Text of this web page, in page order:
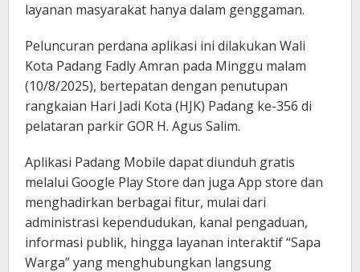
layanan masyarakat hanya dalam genggaman.
Peluncuran perdana aplikasi ini dilakukan Wali
Kota Padang Fadly Amran pada Minggu malam
(10/8/2025), bertepatan dengan penutupan
rangkaian Hari Jadi Kota (HJK) Padang ke-356 di
pelataran parkir GOR H. Agus Salim.
Aplikasi Padang Mobile dapat diunduh gratis
melalui Google Play Store dan juga App store dan
menghadirkan berbagai fitur, mulai dari
administrasi kependudukan, kanal pengaduan,
informasi publik, hingga layanan interaktif “Sapa
Warga” yang menghubungkan langsung